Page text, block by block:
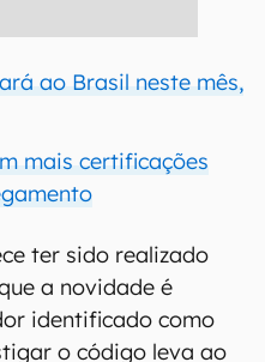
ao Brasil neste mês,
mais certificações
ter sido realizado
a novidade é
identificado como
o código leva ao